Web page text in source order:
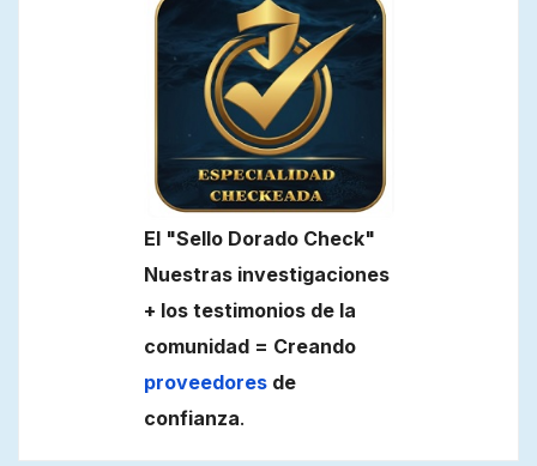
El "Sello Dorado Check"
Nuestras investigaciones
+ los testimonios de la
comunidad = Creando
proveedores de
confianza.